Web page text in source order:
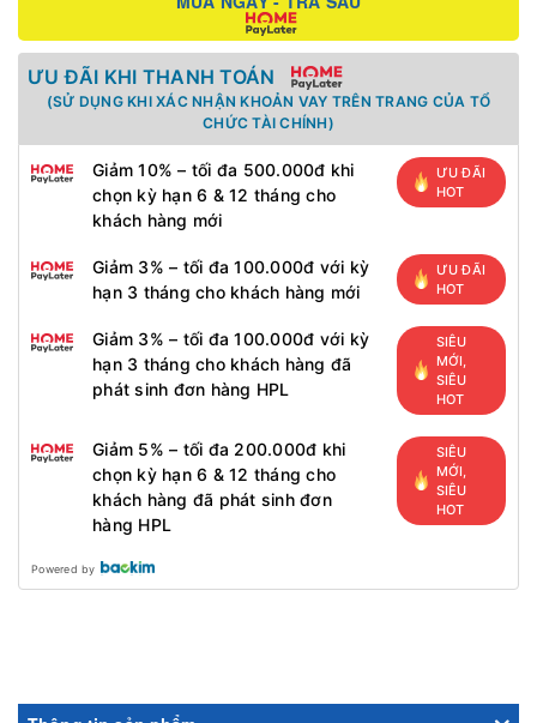
ƯU ĐÃI KHI THANH TOÁN
(SỬ DỤNG KHI XÁC NHẬN KHOẢN VAY TRÊN TRANG CỦA TỔ
CHỨC TÀI CHÍNH)
Giảm 10% – tối đa 500.000đ khi
chọn kỳ hạn 6 & 12 tháng cho
khách hàng mới
ƯU ĐÃI
HOT
Giảm 3% – tối đa 100.000đ với kỳ
hạn 3 tháng cho khách hàng mới
ƯU ĐÃI
HOT
Giảm 3% – tối đa 100.000đ với kỳ
hạn 3 tháng cho khách hàng đã
phát sinh đơn hàng HPL
SIÊU
MỚI,
SIÊU
HOT
Giảm 5% – tối đa 200.000đ khi
chọn kỳ hạn 6 & 12 tháng cho
khách hàng đã phát sinh đơn
hàng HPL
SIÊU
MỚI,
SIÊU
HOT
Powered by